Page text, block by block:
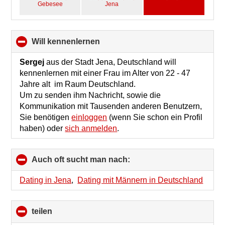
Gebesee
Jena
will kennenlernen
to
collapse
contents
Sergej aus der Stadt Jena, Deutschland will
kennenlernen mit einer Frau im Alter von 22 - 47
Jahre alt im Raum Deutschland.
Um zu senden ihm Nachricht, sowie die
Kommunikation mit Tausenden anderen Benutzern,
Sie benötigeneinloggen (wenn Sie schon ein Profil
haben) odersich anmelden.
Auch oft sucht man nach:
to
collapse
contents
Dating in Jena, Dating mit Männern in Deutschland
teilen
to